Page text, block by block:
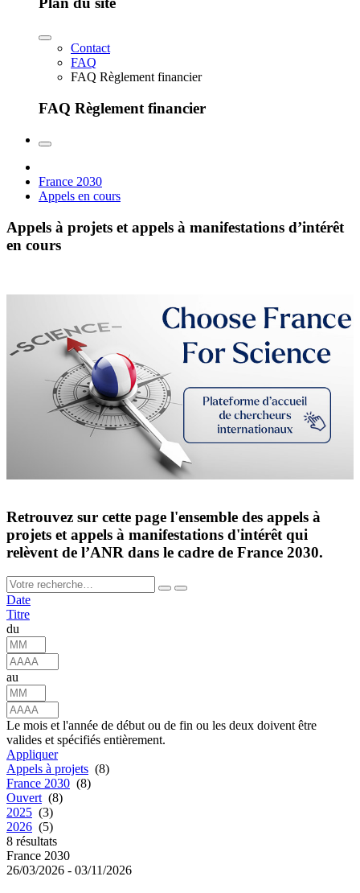
Contact
FAQ
FAQ Règlement financier
FAQ Règlement financier
France 2030
Appels en cours
Appels à projets et appels à manifestations d’intérêt
en cours
Retrouvez sur cette page l'ensemble des appels à
projets et appels à manifestations d'intérêt qui
relèvent de l’ANR dans le cadre de France 2030.
Date
Titre
du
au
Le mois et l'année de début ou de fin ou les deux doivent être
valides et spécifiés entièrement.
Appliquer
Appels à projets (8)
France 2030 (8)
Ouvert (8)
2025 (3)
2026 (5)
8 résultats
France 2030
26/03/2026 - 03/11/2026